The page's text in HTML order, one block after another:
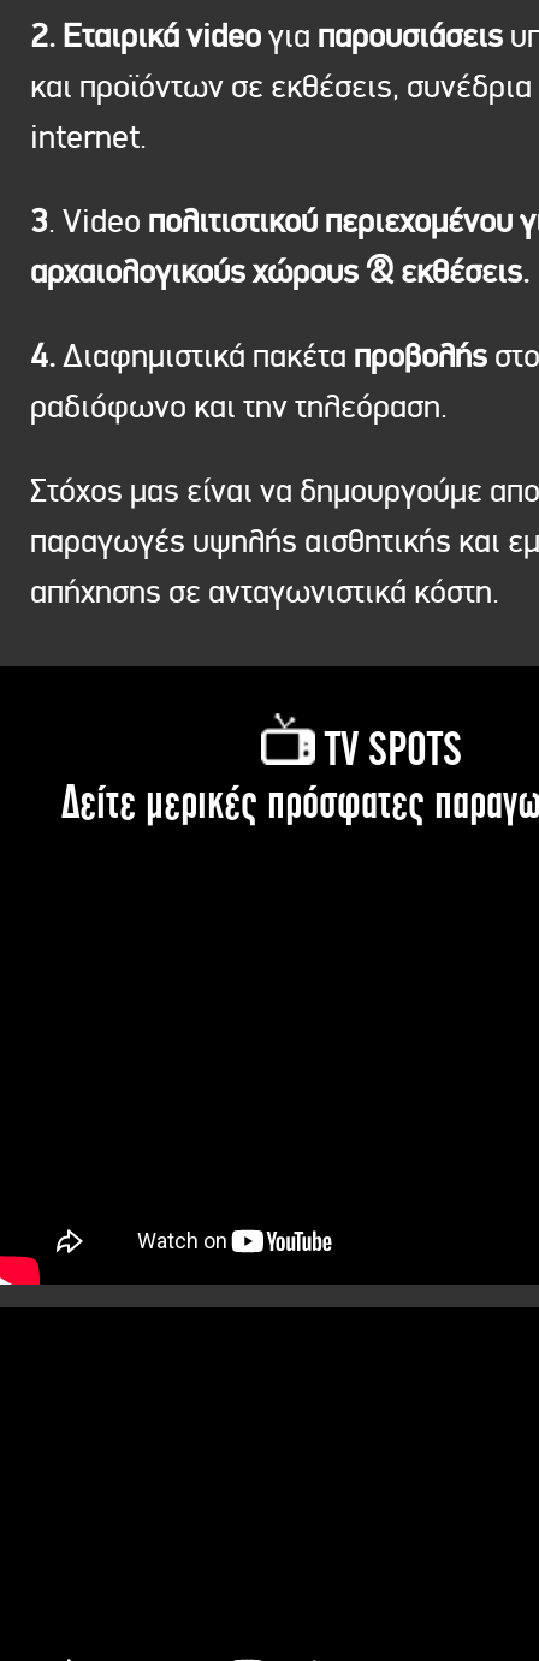
2. Εταιρικά videoγια παρουσιάσεις
και προϊόντων σε εκθέσεις, συνέδρια
internet.
3. Video πολιτιστικού περιεχομένου
αρχαιολογικούς χώρους & εκθέσεις.
4.Διαφημιστικά πακέτα προβολής στο
ραδιόφωνο και την τηλεόραση.
Στόχος μας είναι να δημουργούμε
παραγωγές υψηλής αισθητικής και
απήχησης σε ανταγωνιστικά κόστη.
TV SPOTS
Δείτε μερικές πρόσφατες